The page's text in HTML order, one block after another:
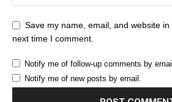
Save my name, email, and website
next time I comment.
Notify me of follow-up comments by
Notify me of new posts by email.